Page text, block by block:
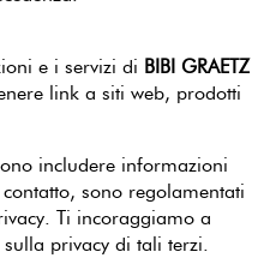
e i servizi di BIBI GRAETZ
link a siti web, prodotti
includere informazioni
sono regolamentati
Ti incoraggiamo a
privacy di tali terzi.